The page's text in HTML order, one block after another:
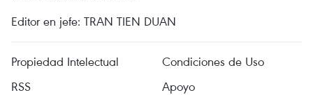
Editor en jefe: TRAN TIEN DUAN
Propiedad Intelectual
Condiciones de Uso
RSS
Apoyo